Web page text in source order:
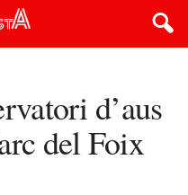
d’aus
del Foix